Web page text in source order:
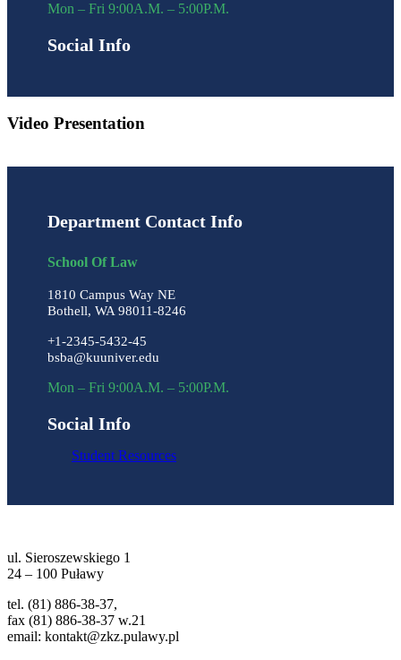
Mon – Fri 9:00A.M. – 5:00P.M.
Social Info
Video Presentation
Department Contact Info
School Of Law
1810 Campus Way NE
Bothell, WA 98011-8246
+1-2345-5432-45
bsba@kuuniver.edu
Mon – Fri 9:00A.M. – 5:00P.M.
Social Info
Student Resources
ul. Sieroszewskiego 1
24 – 100 Puławy
tel. (81) 886-38-37,
fax (81) 886-38-37 w.21
email: kontakt@zkz.pulawy.pl